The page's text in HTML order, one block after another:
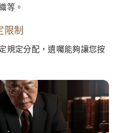
等。
限制
規定分配，遺囑能夠讓您按